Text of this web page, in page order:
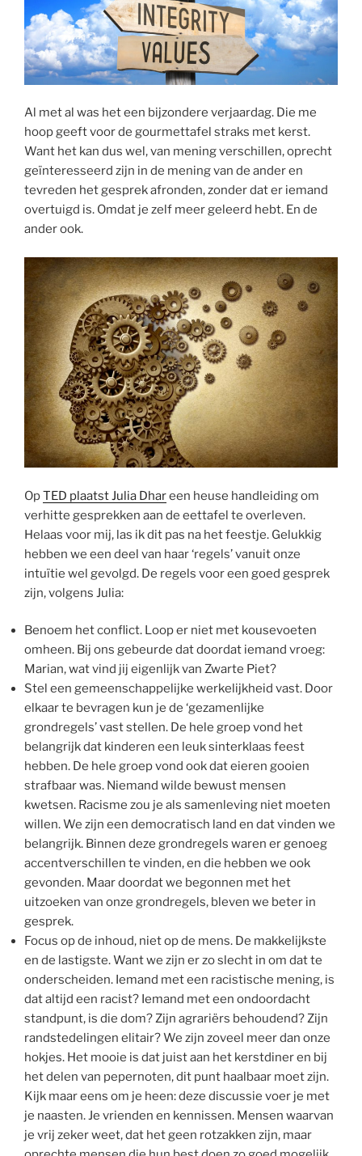
Al met al was het een bijzondere verjaardag. Die me
hoop geeft voor de gourmettafel straks met kerst.
Want het kan dus wel, van mening verschillen, oprecht
geïnteresseerd zijn in de mening van de ander en
tevreden het gesprek afronden, zonder dat er iemand
overtuigd is. Omdat je zelf meer geleerd hebt. En de
ander ook.
OpTED plaatst Julia Dhareen heuse handleiding om
verhitte gesprekken aan de eettafel te overleven.
Helaas voor mij, las ik dit pas na het feestje. Gelukkig
hebben we een deel van haar ‘regels’ vanuit onze
intuïtie wel gevolgd. De regels voor een goed gesprek
zijn, volgens Julia:
Benoem het conflict. Loop er niet met kousevoeten
omheen. Bij ons gebeurde dat doordat iemand vroeg:
Marian, wat vind jij eigenlijk van Zwarte Piet?
Stel een gemeenschappelijke werkelijkheid vast. Door
elkaar te bevragen kun je de ‘gezamenlijke
grondregels’ vast stellen. De hele groep vond het
belangrijk dat kinderen een leuk sinterklaas feest
hebben. De hele groep vond ook dat eieren gooien
strafbaar was. Niemand wilde bewust mensen
kwetsen. Racisme zou je als samenleving niet moeten
willen. We zijn een democratisch land en dat vinden we
belangrijk. Binnen deze grondregels waren er genoeg
accentverschillen te vinden, en die hebben we ook
gevonden. Maar doordat we begonnen met het
uitzoeken van onze grondregels, bleven we beter in
gesprek.
Focus op de inhoud, niet op de mens. De makkelijkste
en de lastigste. Want we zijn er zo slecht in om dat te
onderscheiden. Iemand met een racistische mening, is
dat altijd een racist? Iemand met een ondoordacht
standpunt, is die dom? Zijn agrariërs behoudend? Zijn
randstedelingen elitair? We zijn zoveel meer dan onze
hokjes. Het mooie is dat juist aan het kerstdiner en bij
het delen van pepernoten, dit punt haalbaar moet zijn.
Kijk maar eens om je heen: deze discussie voer je met
je naasten. Je vrienden en kennissen. Mensen waarvan
je vrij zeker weet, dat het geen rotzakken zijn, maar